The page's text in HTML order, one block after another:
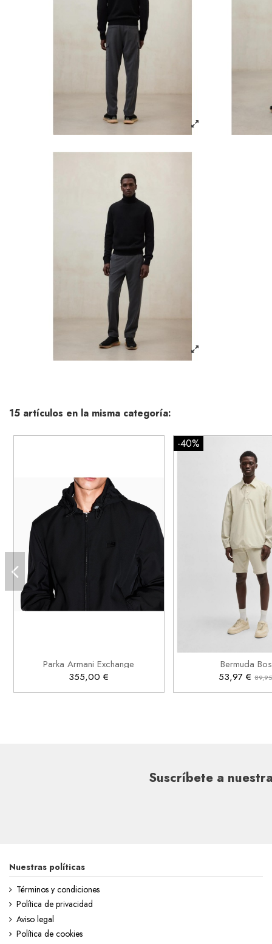
15 artículos en la misma categoría:
Parka Armani Exchange
355,00 €
 Añadir al carrito
-40%
Bermuda
53,97 €
30
Añadir al
Suscríbete a
Nuestras políticas
Términos y condiciones
Política de privacidad
Aviso legal
Política de cookies